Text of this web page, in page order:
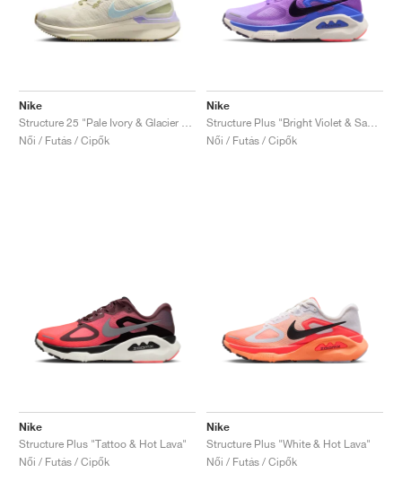
Nike
Női / Futás / Cipők
Nike
Női / Futás / Cipők
Nike
Structure Plus "Tattoo & Hot Lava"
Női / Futás / Cipők
Nike
Structure Plus "White & Hot Lava"
Női / Futás / Cipők